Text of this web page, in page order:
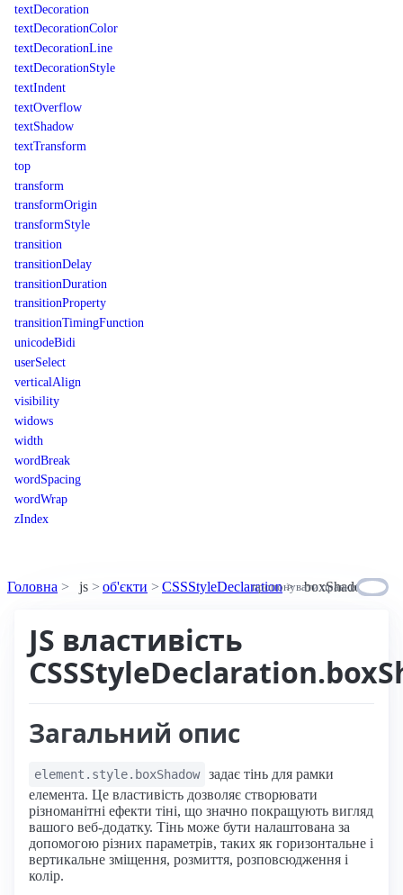
textDecoration
textDecorationColor
textDecorationLine
textDecorationStyle
textIndent
textOverflow
textShadow
textTransform
top
transform
transformOrigin
transformStyle
transition
transitionDelay
transitionDuration
transitionProperty
transitionTimingFunction
unicodeBidi
userSelect
verticalAlign
visibility
widows
width
wordBreak
wordSpacing
wordWrap
zIndex
Головна js об'єкти CSSStyleDeclaration boxShadow
пропонувати правки
JS властивість
Загальний опис
element.style.boxShadow
задає тінь для рамки
елемента. Це властивість дозволяє створювати
різноманітні ефекти тіні, що значно покращують вигляд
вашого веб-додатку. Тінь може бути налаштована за
допомогою різних параметрів, таких як горизонтальне і
вертикальне зміщення, розмиття, розповсюдження і
колір.